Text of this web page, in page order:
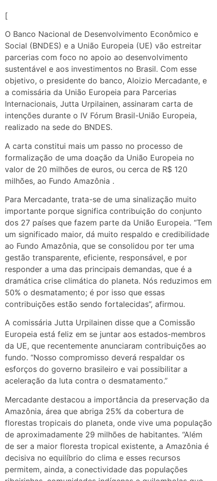
[
O Banco Nacional de Desenvolvimento Econômico e
Social (BNDES) e a União Europeia (UE) vão estreitar
parcerias com foco no apoio ao desenvolvimento
sustentável e aos investimentos no Brasil. Com esse
objetivo, o presidente do banco, Aloizio Mercadante, e
a comissária da União Europeia para Parcerias
Internacionais, Jutta Urpilainen, assinaram carta de
intenções durante o IV Fórum Brasil-União Europeia,
realizado na sede do BNDES.
A carta constitui mais um passo no processo de
formalização de uma doação da União Europeia no
valor de 20 milhões de euros, ou cerca de R$ 120
milhões, ao Fundo Amazônia .
Para Mercadante, trata-se de uma sinalização muito
importante porque significa contribuição do conjunto
dos 27 países que fazem parte da União Europeia. “Tem
um significado maior, dá muito respaldo e credibilidade
ao Fundo Amazônia, que se consolidou por ter uma
gestão transparente, eficiente, responsável, e por
responder a uma das principais demandas, que é a
dramática crise climática do planeta. Nós reduzimos em
50% o desmatamento; é por isso que essas
contribuições estão sendo fortalecidas”, afirmou.
A comissária Jutta Urpilainen disse que a Comissão
Europeia está feliz em se juntar aos estados-membros
da UE, que recentemente anunciaram contribuições ao
fundo. “Nosso compromisso deverá respaldar os
esforços do governo brasileiro e vai possibilitar a
aceleração da luta contra o desmatamento.”
Mercadante destacou a importância da preservação da
Amazônia, área que abriga 25% da cobertura de
florestas tropicais do planeta, onde vive uma população
de aproximadamente 29 milhões de habitantes. “Além
de ser a maior floresta tropical existente, a Amazônia é
decisiva no equilíbrio do clima e esses recursos
permitem, ainda, a conectividade das populações